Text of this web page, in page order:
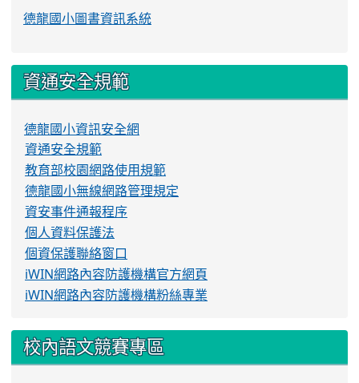
德龍國小圖書資訊系統
資通安全規範
德龍國小資訊安全網
資通安全規範
教育部校園網路使用規範
德龍國小無線網路管理規定
資安事件通報程序
個人資料保護法
個資保護聯絡窗口
iWIN網路內容防護機構官方網頁
iWIN網路內容防護機構粉絲專業
校內語文競賽專區